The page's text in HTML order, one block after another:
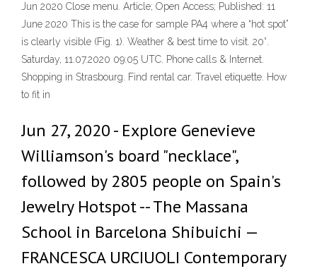
Jun 2020 Close menu. Article; Open Access; Published: 11
June 2020 This is the case for sample PA4 where a “hot spot”
is clearly visible (Fig. 1). Weather & best time to visit. 20°.
Saturday, 11.07.2020 09:05 UTC. Phone calls & Internet.
Shopping in Strasbourg. Find rental car. Travel etiquette. How
to fit in
Jun 27, 2020 - Explore Genevieve
Williamson's board "necklace",
followed by 2805 people on Spain's
Jewelry Hotspot -- The Massana
School in Barcelona Shibuichi —
FRANCESCA URCIUOLI Contemporary